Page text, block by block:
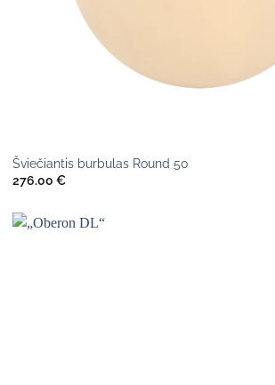
Šviečiantis burbulas Round 50
276.00 €